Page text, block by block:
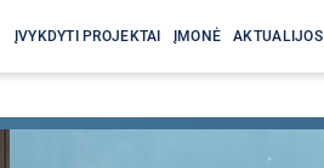
ĮVYKDYTI PROJEKTAI ĮMONĖ AKTUALIJOS